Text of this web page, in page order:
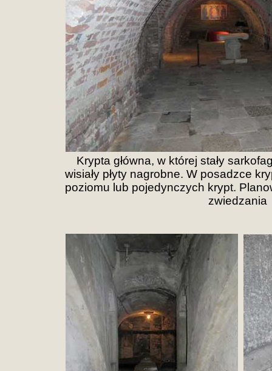
Krypta główna, w której stały
wisiały płyty nagrobne. W posadzce
poziomu lub pojedynczych krypt.
zwiedzania